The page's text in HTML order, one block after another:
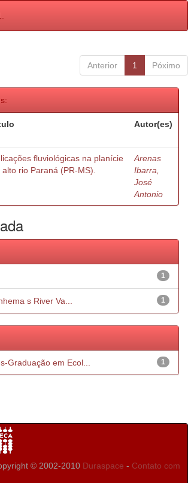
Anterior 1 Póximo
Autor(es)
fluviológicas na planície
alto rio Paraná (PR-MS).
Arenas
Ibarra,
José
Antonio
1
1
s River Va...
1
Graduação em Ecol...
© 2002-2010 Duraspace - Contato com